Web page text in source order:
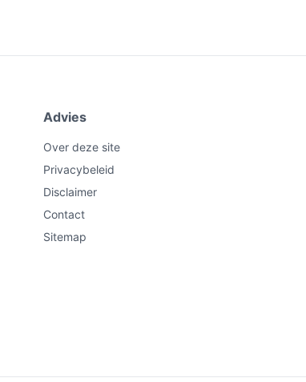
Advies
Over deze site
Privacybeleid
Disclaimer
Contact
Sitemap